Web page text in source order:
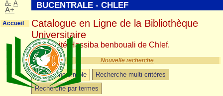
Nouvelle recherche
Recherche simple
Recherche multi-critères
Recherche par termes
BUCENTRALE - CHLEF
Catalogue en Ligne de la Bibliothèque
Universitaire
Université Hassiba benbouali de Chlef.
A- A
A+
Accueil